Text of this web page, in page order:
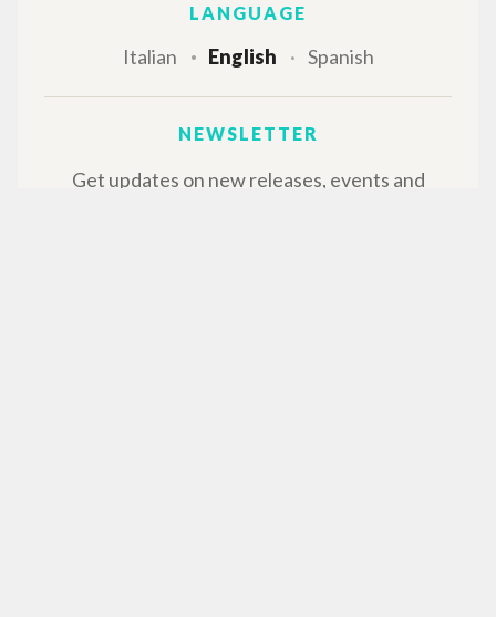
LANGUAGE
Italian English Spanish
NEWSLETTER
Get updates on new releases, events and